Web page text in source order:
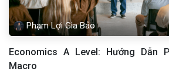
Phạm Lợi Gia Bảo
Economics A Level: Hướng Dẫn
Macro